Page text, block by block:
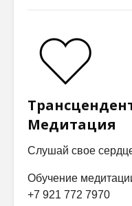
Медитация
Слушай свое
Обучение
+7 921 772 7970